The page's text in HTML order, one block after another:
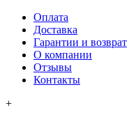
Оплата
Доставка
Гарантии и возврат
О компании
Отзывы
Контакты
+